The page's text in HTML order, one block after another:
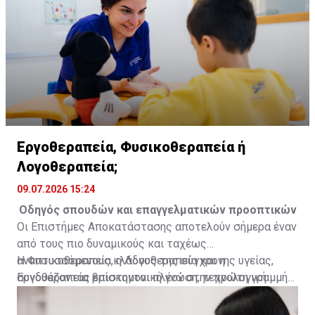
υγείας.
Εργοθεραπεία, Φυσικοθεραπεία ή
Λογοθεραπεία;
09.07.2026 15:24
Οδηγός σπουδών και επαγγελματικών προοπτικών
Οι Επιστήμες Αποκατάστασης αποτελούν σήμερα έναν
από τους πιο δυναμικούς και ταχέως
αναπτυσσόμενους κλάδους της σύγχρονης υγείας,
συνδυάζοντας επιστημονική γνώση, τεχνολογική
καινοτομία και ουσιαστική προσφορά στον άνθρωπο.
Η αυξανόμενη ανάγκη για βελτίωση της ποιότητας
Η Φυσικοθεραπεία, η Λογοθεραπεία και η
Εργοθεραπεία βρίσκονται πλέον στην πρώτη γραμμή
της πρόληψης, της θεραπευτικής παρέμβασης και της
αποκατάστασης, βοηθώντας ανθρώπους κάθε ηλικίας